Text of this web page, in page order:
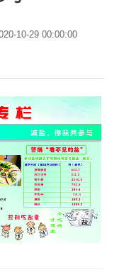
10-29 00:00:00